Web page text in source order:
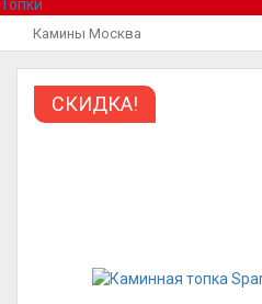
Топки
Камины Москва
СКИДКА!